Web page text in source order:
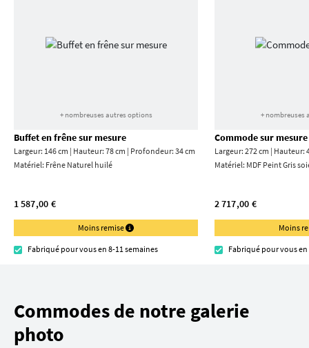
+ nombreuses autres options
Buffet en frêne sur mesure
Largeur: 146 cm | Hauteur: 78 cm | Profondeur: 34 cm
Matériel: Frêne Naturel huilé
1 587,00 €
Moins remise
Fabriqué pour vous en 8-11 semaines
+ nombreuses
Commode sur mesure
Largeur: 272 cm | Hauteur:
Matériel: MDF Peint Gris
2 717,00 €
Moins
Fabriqué pour vous en
Commodes de notre galerie
photo